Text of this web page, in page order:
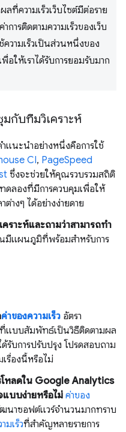
ที่ความเร็วเว็บไซต์มีต่อราย
การติดตามความเร็วของเว็บ
วามเร็วเป็นส่วนหนึ่งของ
อให้เราได้รับการยอมรับมาก
กับทีมวิเคราะห์
าแนะนําอย่างหนึ่งคือการใช้
CI, PageSpeed
ซึ่งจะช่วยให้คุณรวบรวมสถิติ
ดลองที่มีการควบคุมเพื่อให้
ต่างๆ ได้อย่างง่ายดาย
คราะห์และถามว่าสามารถทํา
มีแผนภูมิที่พร้อมสําหรับการ
ค่าของความเร็ว อัตรา
แบบสัมพัทธ์เป็นวิธีติดตามผล
รับการปรับปรุง โปรดสอบถาม
เรื่องนี้หรือไม่
โหลดใน Google Analytics
แบบง่ายหรือไม่ ค่าของ
นาซอฟต์แวร์จํานวนมากทราบ
มเร็วที่สําคัญหลายรายการ